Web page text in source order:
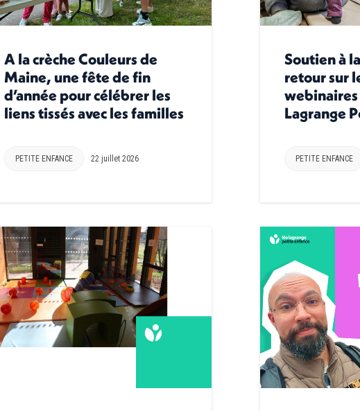
A la crèche Couleurs de
Maine, une fête de fin
d’année pour célébrer les
liens tissés avec les familles
PETITE ENFANCE 22 juillet 2026
Soutien à
retour sur
Lagrange
PETITE ENFANCE